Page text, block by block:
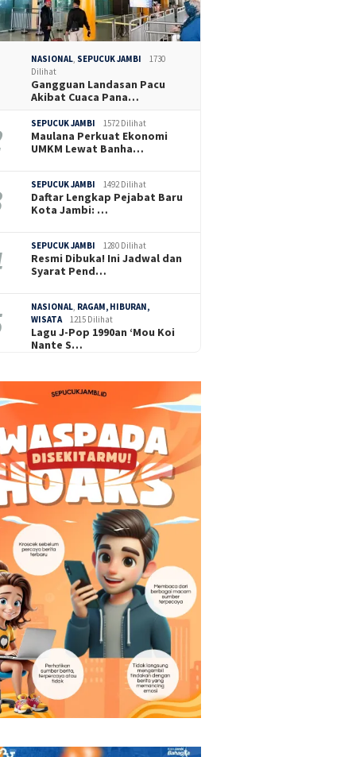
NASIONAL SEPUCUK JAMBI
1730
Dilihat
Gangguan Landasan Pacu
Akibat Cuaca Pana…
SEPUCUK JAMBI 1572 Dilihat
Maulana Perkuat Ekonomi
UMKM Lewat Banha…
SEPUCUK JAMBI 1492 Dilihat
Daftar Lengkap Pejabat Baru
Kota Jambi: …
SEPUCUK JAMBI 1280 Dilihat
Resmi Dibuka! Ini Jadwal dan
Syarat Pend…
NASIONAL RAGAM, HIBURAN,
WISATA
1215 Dilihat
Lagu J-Pop 1990an ‘Mou Koi
Nante S…